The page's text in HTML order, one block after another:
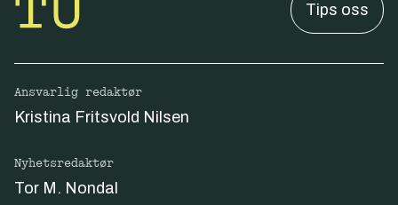
Tips oss
Ansvarlig redaktør
Kristina Fritsvold Nilsen
Nyhetsredaktør
Tor M. Nondal